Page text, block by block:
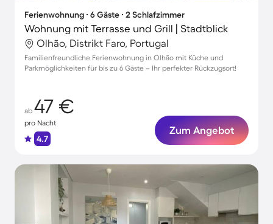
Ferienwohnung ∙ 6 Gäste ∙ 2 Schlafzimmer
Wohnung mit Terrasse und Grill | Stadtblick
Olhão, Distrikt Faro, Portugal
Familienfreundliche Ferienwohnung in Olhão mit Küche und
Parkmöglichkeiten für bis zu 6 Gäste – Ihr perfekter Rückzugsort!
ab 47 €
pro Nacht
4.7
Zum Angebot